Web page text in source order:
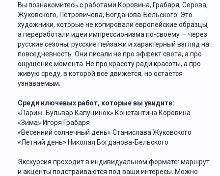
Вы познакомитесь с работами Коровина, Грабаря, Серова,
Жуковского, Петровичева, Богданова-Бельского. Это
художники, которые не копировали европейские образцы,
а переработали идеи импрессионизма по-своему — через
русские сезоны, русские пейзажи и характерный взгляд на
повседневность. Они писали не про эффект света, а про
ощущение момента. Не про красоту ради красоты, а про
живую среду, в которой всё движется, но остаётся
узнаваемым.
Среди ключевых работ, которые вы увидите:
«Париж. Бульвар Капуцинок» Константина Коровина
«Зима» Игоря Грабаря
«Весенний солнечный день» Станислава Жуковского
«Летний день» Николая Богданова-Бельского
Экскурсия проходит в индивидуальном формате: маршрут
и акценты подстраиваются под ваши интересы. Можно